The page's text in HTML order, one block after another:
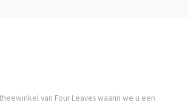
van Four Leaves waarin we u een